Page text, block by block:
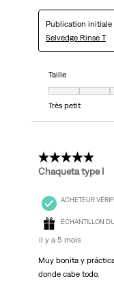
Publication initiale
Selvedge Rinse T
Taille
Taille, 4 sur 7, où 1
Très petit
5 étoile(s) sur 5.
Chaqueta type I
ACHETEUR
ÉCHANTILLON
il y a 5 mois
Muy bonita y
donde cabe todo.